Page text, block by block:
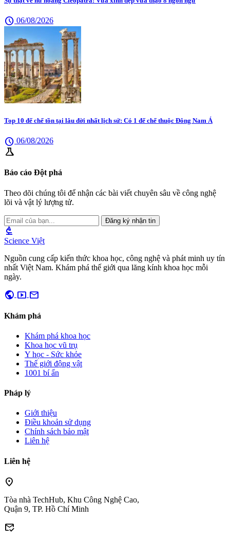
schedule 06/08/2026
Top 10 đế chế tồn tại lâu đời nhất lịch sử: Có 1 đế chế thuộc Đông Nam Á
schedule 06/08/2026
science
Báo cáo Đột phá
Theo dõi chúng tôi để nhận các bài viết chuyên sâu về công nghệ
lõi và vật lý lượng tử.
Đăng ký nhận tin
biotech
Science Việt
Nguồn cung cấp kiến thức khoa học, công nghệ và phát minh uy tín
nhất Việt Nam. Khám phá thế giới qua lăng kính khoa học mỗi
ngày.
public smart_display mail
Khám phá
Khám phá khoa học
Khoa học vũ trụ
Y học - Sức khỏe
Thế giới động vật
1001 bí ẩn
Pháp lý
Giới thiệu
Điều khoản sử dụng
Chính sách bảo mật
Liên hệ
Liên hệ
location_on
Tòa nhà TechHub, Khu Công Nghệ Cao,
Quận 9, TP. Hồ Chí Minh
mark_email_read